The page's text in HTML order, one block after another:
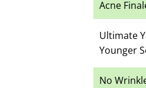
Acne
Ultimate
Younger
No